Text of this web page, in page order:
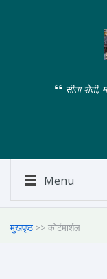
सीता शेती,
Menu
मुखपृष्ठ >> कोर्टमार्शल